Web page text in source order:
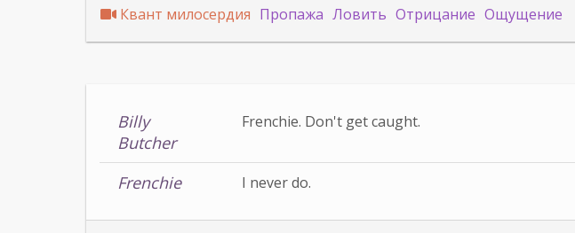
Квант милосердия Пропажа Ловить Отрицание Ощущение
Billy
Butcher
Frenchie. Don't get caught.
Frenchie I never do.